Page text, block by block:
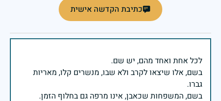
כתיבת הקדשה אישית
בשם, אלו שיצאו לקרב ולא שבו, מנשרים קלו, מאריות